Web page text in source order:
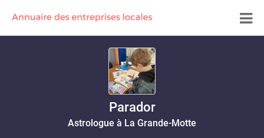
Parador
Astrologue à La Grande-Motte